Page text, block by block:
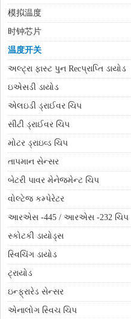
模拟温度
时钟芯片
温度开关
અલ્ટ્રા ફાસ્ટ પુન Recપ્રાપ્તિ ડાયોડ
ઇએસડી ડાયોડ
એલઇડી ડ્રાઈવર ચિપ
સીટી ડ્રાઈવર ચિપ
મોટર ડ્રાઇવ્ડ ચિપ
તાપમાન સેન્સર
બેટરી પાવર મેનેજમેન્ટ ચિપ
વોલ્ટેજ કમ્પેરેટર
આરએસ -445 / આરએસ -232 ચિપ
સ્કોટકી ડાયોડ્સ
સ્વિચિંગ ડાયોડ
ટ્રાયોડ
ઇન્ફ્રારેડ સેન્સર
એનાલોગ સ્વિચ ચિપ